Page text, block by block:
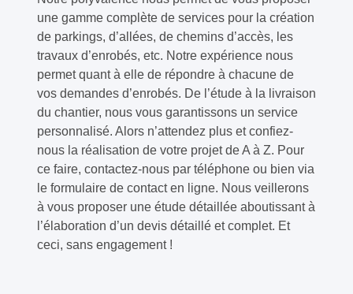
une gamme complète de services pour la création
de parkings, d’allées, de chemins d’accès, les
travaux d’enrobés, etc. Notre expérience nous
permet quant à elle de répondre à chacune de
vos demandes d’enrobés. De l’étude à la livraison
du chantier, nous vous garantissons un service
personnalisé. Alors n’attendez plus et confiez-
nous la réalisation de votre projet de A à Z. Pour
ce faire, contactez-nous par téléphone ou bien via
le formulaire de contact en ligne. Nous veillerons
à vous proposer une étude détaillée aboutissant à
l’élaboration d’un devis détaillé et complet. Et
ceci, sans engagement !